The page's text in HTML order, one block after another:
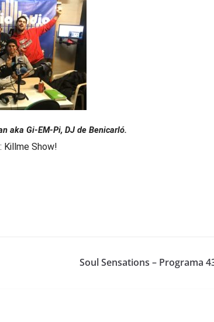
aka Gi-EM-Pi, DJ de Benicarló.
Killme Show!
Soul Sensations – Programa